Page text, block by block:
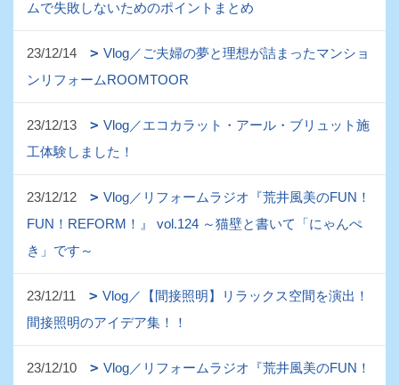
ムで失敗しないためのポイントまとめ
23/12/14
Vlog／ご夫婦の夢と理想が詰まったマンショ
ンリフォームROOMTOOR
23/12/13
Vlog／エコカラット・アール・ブリュット施
工体験しました！
23/12/12
Vlog／リフォームラジオ『荒井風美のFUN！
FUN！REFORM！』 vol.124 ～猫壁と書いて「にゃんぺ
き」です～
23/12/11
Vlog／【間接照明】リラックス空間を演出！
間接照明のアイデア集！！
23/12/10
Vlog／リフォームラジオ『荒井風美のFUN！